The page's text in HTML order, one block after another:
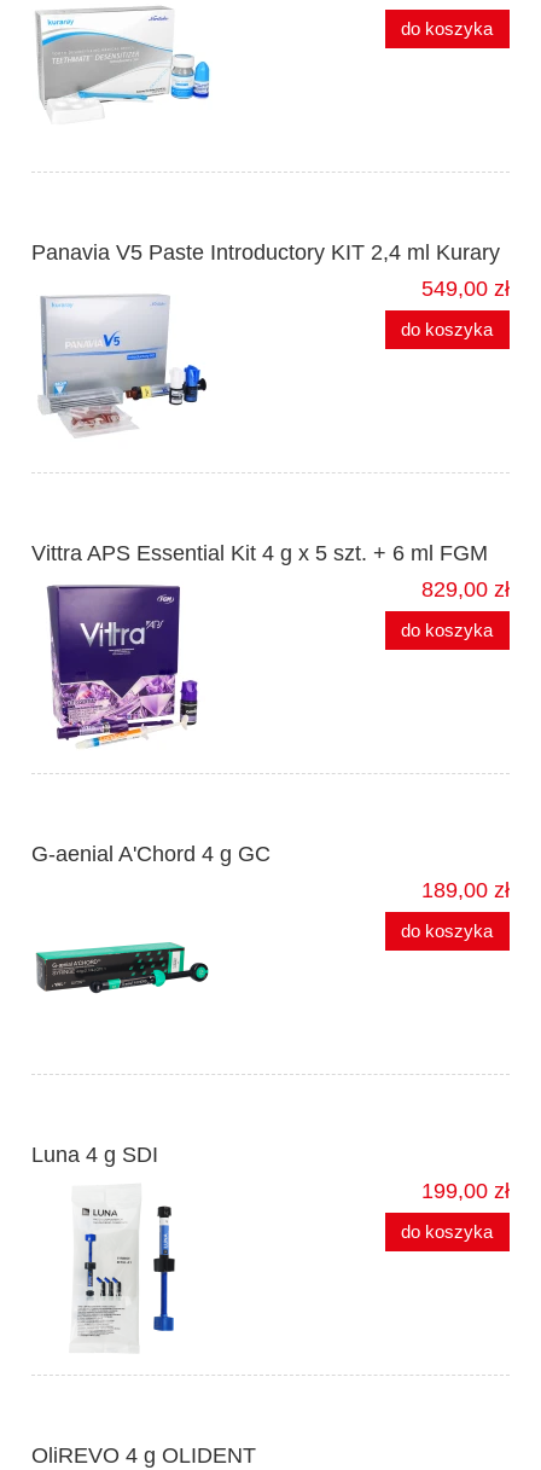
do koszyka
Panavia V5 Paste Introductory KIT 2,4 ml Kurary
549,00 zł
do koszyka
Vittra APS Essential Kit 4 g x 5 szt. + 6 ml FGM
829,00 zł
do koszyka
G-aenial A'Chord 4 g GC
189,00 zł
do koszyka
Luna 4 g SDI
199,00 zł
do koszyka
OliREVO 4 g OLIDENT